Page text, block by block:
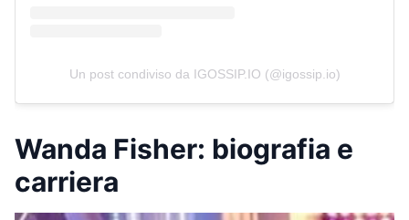
Un post condiviso da IGOSSIP.IO (@igossip.io)
Wanda Fisher: biografia e
carriera